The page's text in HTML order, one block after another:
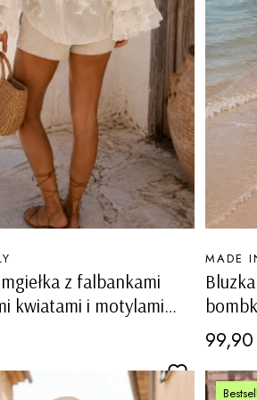
z falbankami
kwiatami i motylami
Monesiglio
MADE
Cena
99,90